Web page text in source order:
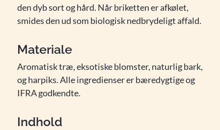
den dyb sort og hård. Når briketten er afkølet,
smides den ud som biologisk nedbrydeligt affald.
Materiale
Aromatisk træ, eksotiske blomster, naturlig bark,
og harpiks. Alle ingredienser er bæredygtige og
IFRA godkendte.
Indhold